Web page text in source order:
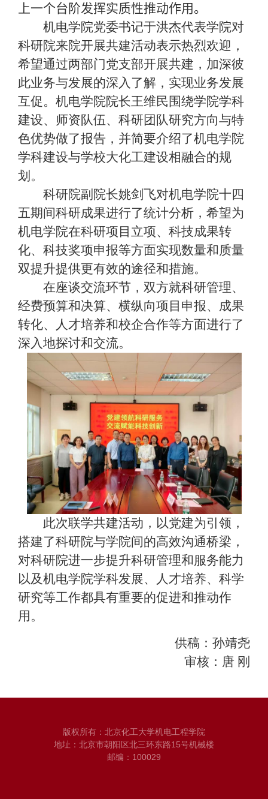
上一个台阶发挥实质性推动作用。
机电学院党委书记于洪杰代表学院对
科研院来院开展共建活动表示热烈欢迎，
希望通过两部门党支部开展共建，加深彼
此业务与发展的深入了解，实现业务发展
互促。机电学院院长王维民围绕学院学科
建设、师资队伍、科研团队研究方向与特
色优势做了报告，并简要介绍了机电学院
学科建设与学校大化工建设相融合的规
划。
科研院副院长姚剑飞对机电学院十四
五期间科研成果进行了统计分析，希望为
机电学院在科研项目立项、科技成果转
化、科技奖项申报等方面实现数量和质量
双提升提供更有效的途径和措施。
在座谈交流环节，双方就科研管理、
经费预算和决算、横纵向项目申报、成果
转化、人才培养和校企合作等方面进行了
深入地探讨和交流。
此次联学共建活动，以党建为引领，
搭建了科研院与学院间的高效沟通桥梁，
对科研院进一步提升科研管理和服务能力
以及机电学院学科发展、人才培养、科学
研究等工作都具有重要的促进和推动作
用。
供稿：孙靖尧
审核：唐 刚
版权所有：北京化工大学机电工程学院
地址：北京市朝阳区北三环东路15号机械楼
邮编：100029